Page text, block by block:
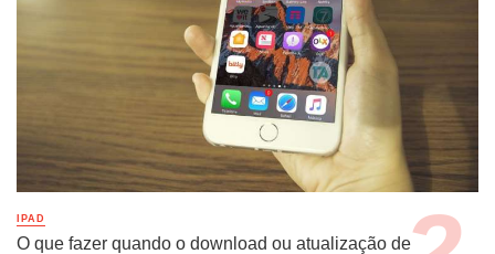
IPAD
O que fazer quando o download ou atualização de